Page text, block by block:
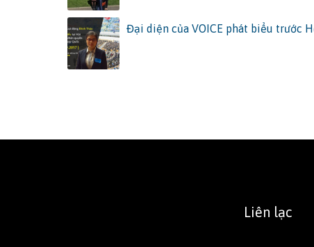
Đại diện của VOICE phát biểu trước
Liên lạc